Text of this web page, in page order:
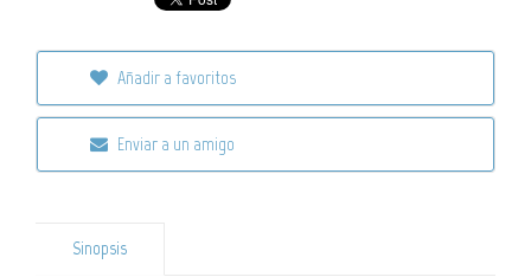
Añadir a favoritos
Enviar a un amigo
Sinopsis